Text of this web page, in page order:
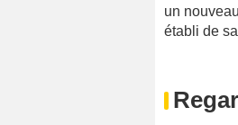
un
établi de